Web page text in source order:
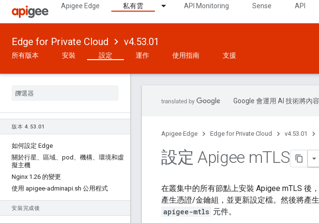
Apigee Edge 私有雲 API Monitoring Sense API
Edge for Private Cloud v4.53.01
所有版本 安裝 設定 運作 使用指南 支援
版本 4. 53 .01
如何設定 Edge
關於行星、區域、pod、機構、環境和虛
擬主機
Nginx 1 .26 的變更
使用 apigee-adminapi.sh 公用程式
安裝完成後
Google 會運用 AI 技術將內
Apigee Edge Edge for Private Cloud v4.53.01
設定 Apigee mTLS
在叢集中的所有節點上安裝 Apigee mTLS 後
產生憑證/金鑰組，並更新設定檔。然後將產
apigee-mtls 元件。